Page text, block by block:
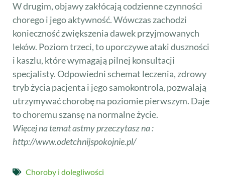
W drugim, objawy zakłócają codzienne czynności
chorego i jego aktywność. Wówczas zachodzi
konieczność zwiększenia dawek przyjmowanych
leków. Poziom trzeci, to uporczywe ataki duszności
i kaszlu, które wymagają pilnej konsultacji
specjalisty. Odpowiedni schemat leczenia, zdrowy
tryb życia pacjenta i jego samokontrola, pozwalają
utrzymywać chorobę na poziomie pierwszym. Daje
to choremu szansę na normalne życie.
Więcej na temat astmy przeczytasz na :
http://www.odetchnijspokojnie.pl/
Choroby i dolegliwości